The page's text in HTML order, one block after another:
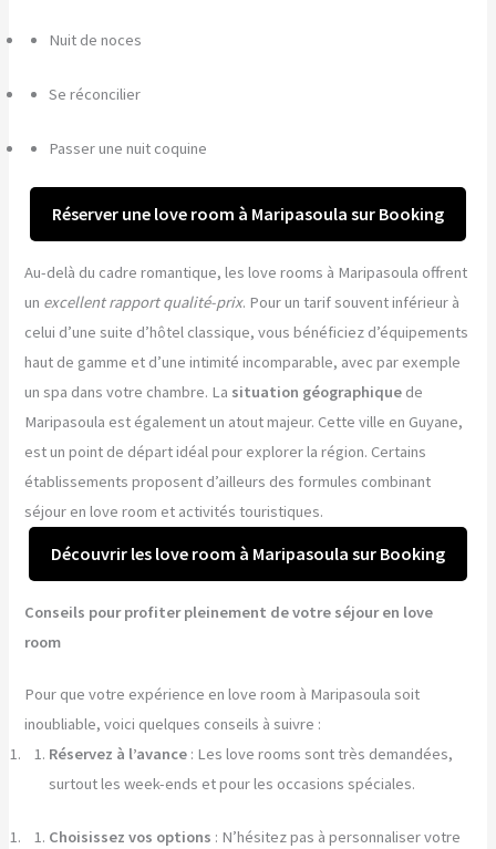
Nuit de noces
Se réconcilier
Passer une nuit coquine
Réserver une love room à Maripasoula sur Booking
Au-delà du cadre romantique, les love rooms à Maripasoula offrent
un excellent rapport qualité-prix. Pour un tarif souvent inférieur à
celui d’une suite d’hôtel classique, vous bénéficiez d’équipements
haut de gamme et d’une intimité incomparable, avec par exemple
un spa dans votre chambre. La situation géographique de
Maripasoula est également un atout majeur. Cette ville en Guyane,
est un point de départ idéal pour explorer la région. Certains
établissements proposent d’ailleurs des formules combinant
séjour en love room et activités touristiques.
Découvrir les love room à Maripasoula sur Booking
Conseils pour profiter pleinement de votre séjour en love
room
Pour que votre expérience en love room à Maripasoula soit
inoubliable, voici quelques conseils à suivre :
Réservez à l’avance : Les love rooms sont très demandées,
surtout les week-ends et pour les occasions spéciales.
Choisissez vos options : N’hésitez pas à personnaliser votre